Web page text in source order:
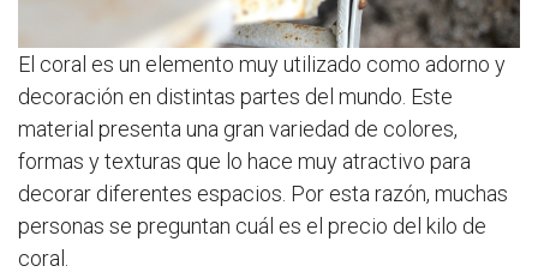
El coral es un elemento muy utilizado como adorno y
decoración en distintas partes del mundo. Este
material presenta una gran variedad de colores,
formas y texturas que lo hace muy atractivo para
decorar diferentes espacios. Por esta razón, muchas
personas se preguntan cuál es el precio del kilo de
coral.